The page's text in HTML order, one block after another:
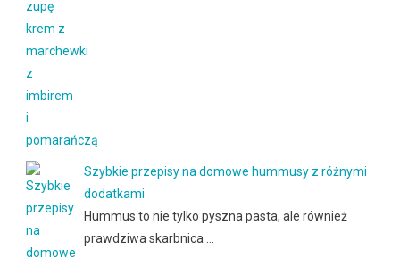
Szybkie przepisy na domowe hummusy z różnymi
dodatkami
Hummus to nie tylko pyszna pasta, ale również
prawdziwa skarbnica …